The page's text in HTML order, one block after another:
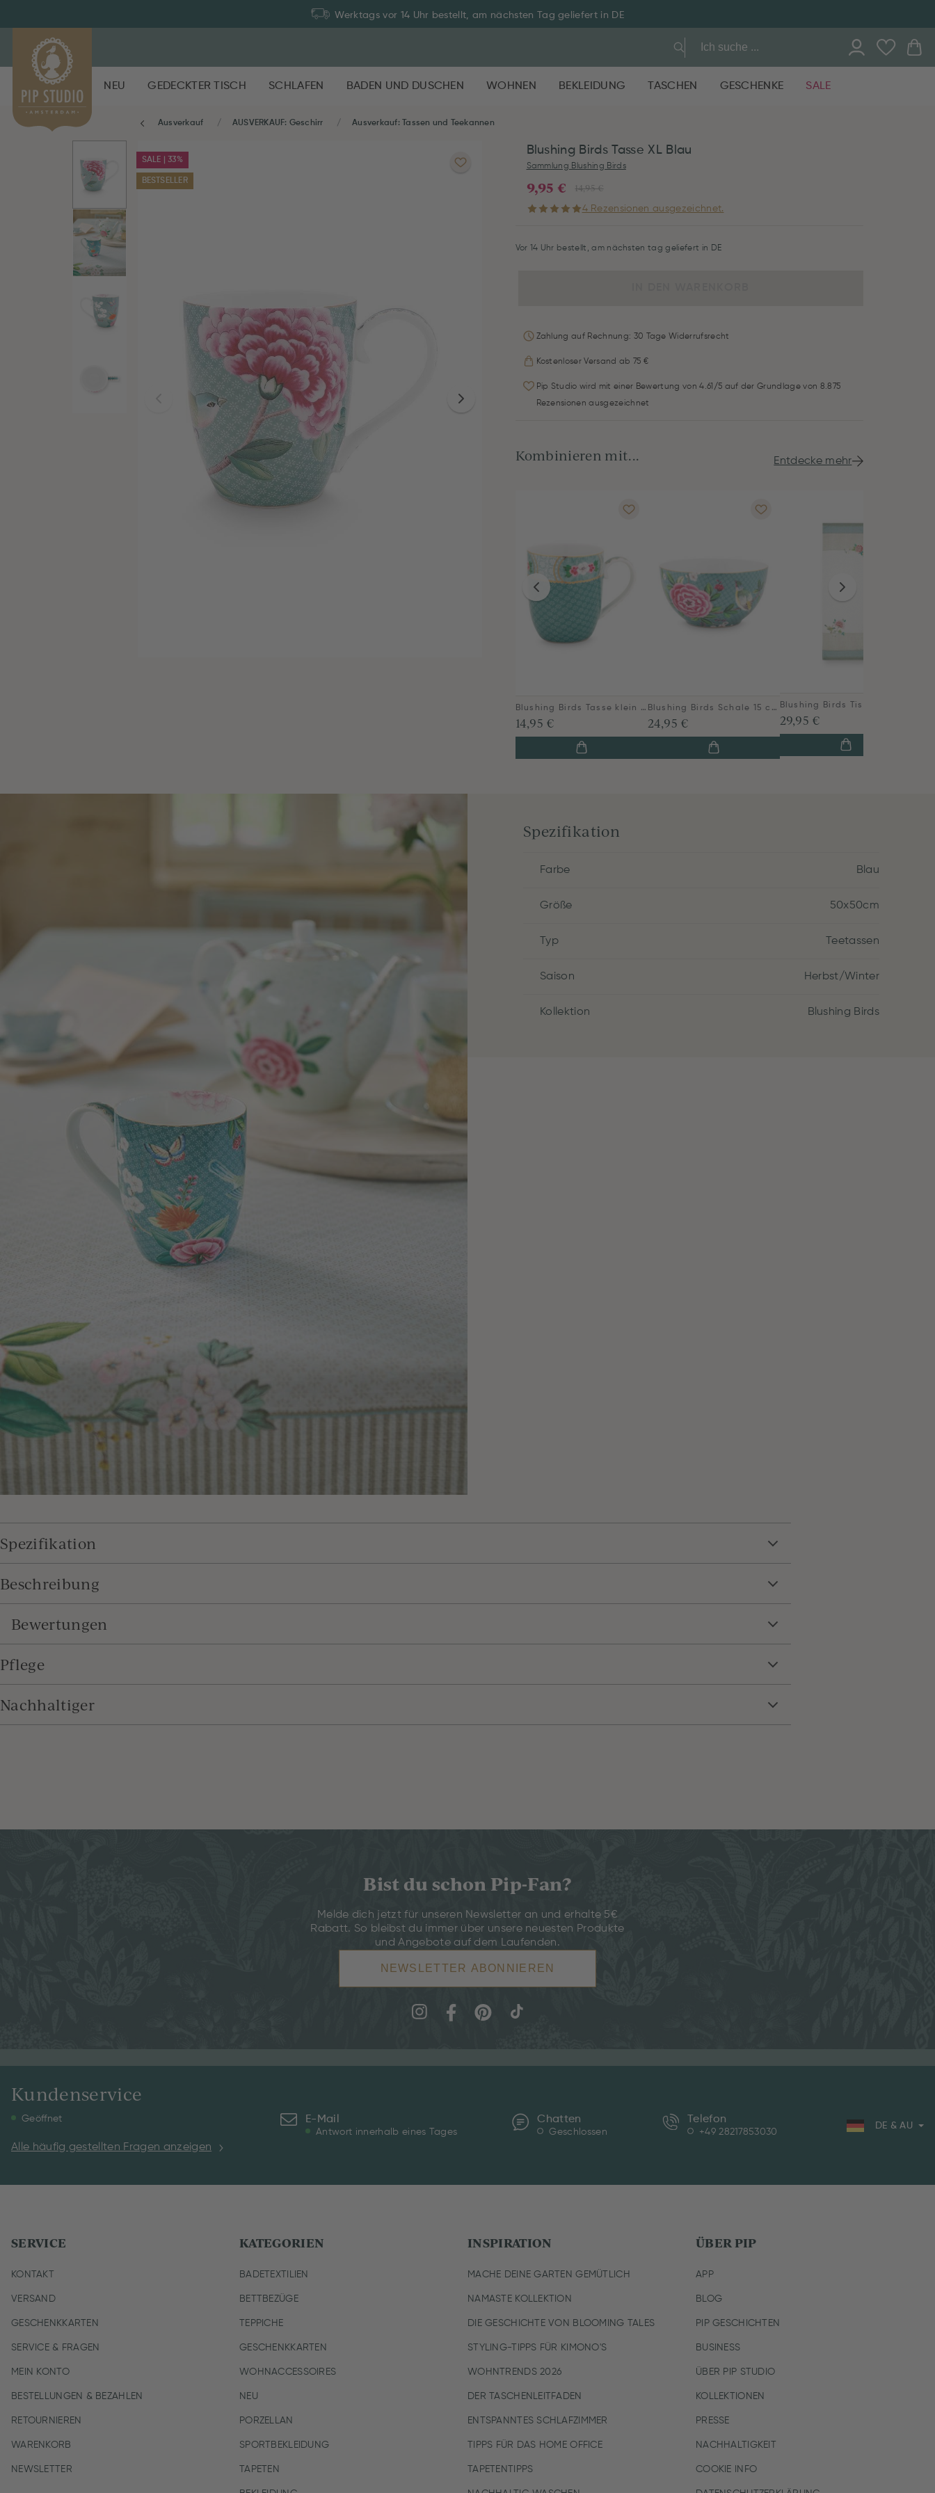
Werktags vor 14 Uhr bestellt, am nächsten Tag geliefert in DE
NEU GEDECKTER TISCH SCHLAFEN BADEN UND DUSCHEN WOHNEN BEKLEIDUNG TASCHEN GESCHENKE SALE
Ausverkauf AUSVERKAUF: Geschirr Ausverkauf: Tassen und Teekannen
SALE | 33%
BESTSELLER
Blushing Birds Tasse XL Blau
Sammlung Blushing Birds
14,95 €
9,95 €
4 Rezensionen ausgezeichnet.
Vor 14 Uhr bestellt, am nächsten tag geliefert in DE
Zahlung auf Rechnung: 30 Tage Widerrufsrecht
Kostenloser Versand ab 75 €
Pip Studio wird mit einer Bewertung von 4.61/5 auf der Grundlage von 8.875
Rezensionen ausgezeichnet
Kombinieren mit... Entdecke mehr
Blushing Birds Tasse klein blau
14,95 €
Blushing Birds Schale 15 cm blau
24,95 € 29,95 €
Spezifikation
Farbe Blau
Größe 50x50cm
Typ Teetassen
Saison Herbst/Winter
Kollektion Blushing Birds
Spezifikation
Beschreibung
Bewertungen
Pflege
Nachhaltiger
Bist du schon Pip-Fan?
Melde dich jetzt für unseren Newsletter an und erhalte 5€
Rabatt. So bleibst du immer über unsere neuesten Produkte
und Angebote auf dem Laufenden.
NEWSLETTER ABONNIEREN
Kundenservice
Geöffnet
Alle häufig gestellten Fragen anzeigen
E-Mail
Antwort innerhalb eines Tages
Chatten
Geschlossen
Telefon
+49 28217853030
DE & AU
SERVICE
KONTAKT
VERSAND
GESCHENKKARTEN
SERVICE & FRAGEN
MEIN KONTO
BESTELLUNGEN & BEZAHLEN
RETOURNIEREN
WARENKORB
NEWSLETTER
KATEGORIEN
BADETEXTILIEN
BETTBEZÜGE
TEPPICHE
GESCHENKKARTEN
WOHNACCESSOIRES
NEU
PORZELLAN
SPORTBEKLEIDUNG
TAPETEN
INSPIRATION
MACHE DEINE GARTEN GEMÜTLICH
NAMASTE KOLLEKTION
DIE GESCHICHTE VON BLOOMING TALES
STYLING-TIPPS FÜR KIMONO'S
WOHNTRENDS 2026
DER TASCHENLEITFADEN
ENTSPANNTES SCHLAFZIMMER
TIPPS FÜR DAS HOME OFFICE
TAPETENTIPPS
ÜBER PIP
APP
BLOG
PIP GESCHICHTEN
BUSINESS
ÜBER PIP STUDIO
KOLLEKTIONEN
PRESSE
NACHHALTIGKEIT
COOKIE INFO